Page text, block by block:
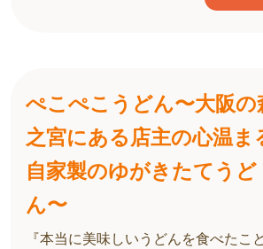
ぺこぺこうどん〜大阪の
之宮にある店主の心温ま
自家製のゆがきたてうど
ん〜
『本当に美味しいうどんを食べたこ